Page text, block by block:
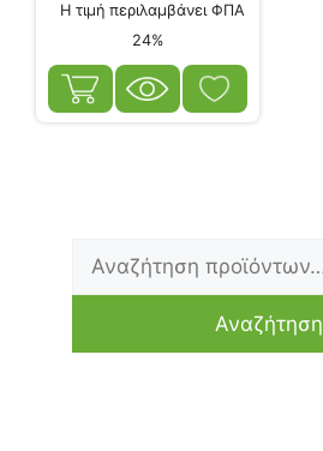
Η τιμή περιλαμβάνει ΦΠΑ
24%
Αναζήτηση